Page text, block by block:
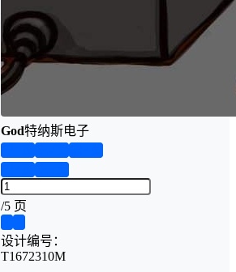
God特纳斯电子
/5 页
设计编号：
T1672310M